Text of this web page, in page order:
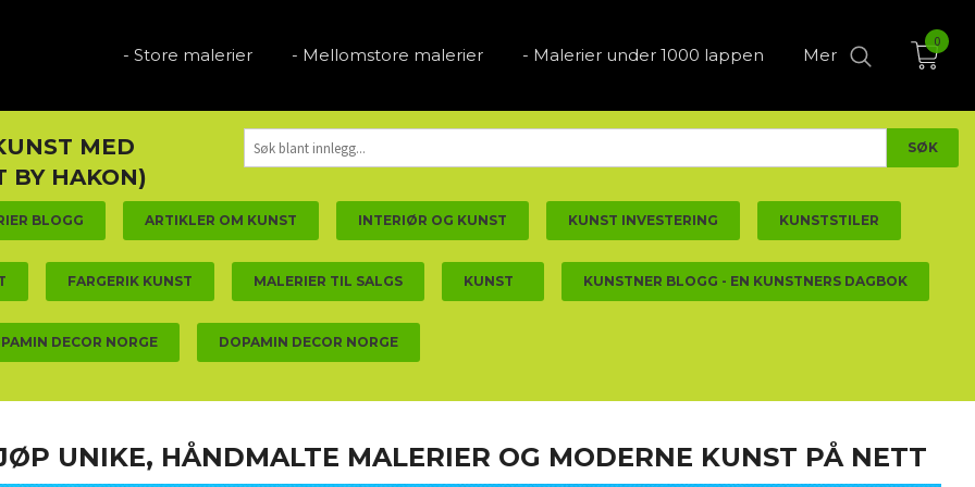
- Store malerier - Mellomstore malerier - Malerier under 1000 lappen Mer
0
MED
BY HAKON)
BLOGG ARTIKLER OM KUNST INTERIØR OG KUNST KUNST INVESTERING KUNSTSTILER
FARGERIK KUNST MALERIER TIL SALGS KUNST KUNSTNER BLOGG - EN KUNSTNERS DAGBOK
DECOR NORGE DOPAMIN DECOR NORGE
UNIKE, HÅNDMALTE MALERIER OG MODERNE KUNST PÅ NETT